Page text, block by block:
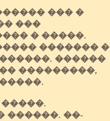
��� �
���
� �����.
������� �
������
���������,
������. ��-